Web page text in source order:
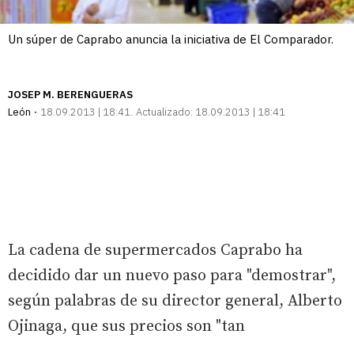
Un súper de Caprabo anuncia la iniciativa de El Comparador.
JOSEP M. BERENGUERAS
León
18.09.2013 | 18:41 Actualizado: 18.09.2013 | 18:41
La cadena de supermercados Caprabo ha
decidido dar un nuevo paso para "demostrar",
según palabras de su director general, Alberto
Ojinaga, que sus precios son "tan